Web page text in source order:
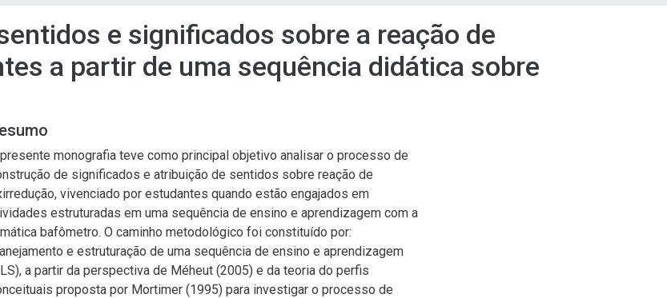
e significados sobre a reação de
a partir de uma sequência didática sobre
monografia teve como principal objetivo analisar o processo de
de significados e atribuição de sentidos sobre reação de
vivenciado por estudantes quando estão engajados em
estruturadas em uma sequência de ensino e aprendizagem com a
bafômetro. O caminho metodológico foi constituído por:
e estruturação de uma sequência de ensino e aprendizagem
a partir da perspectiva de Méheut (2005) e da teoria do perfis
proposta por Mortimer (1995) para investigar o processo de